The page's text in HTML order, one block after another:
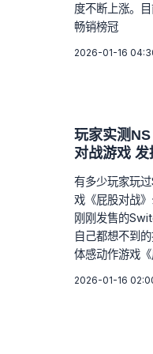
度不断上涨。
畅销榜冠
2026-01-16
玩家实测
对战游戏
有多少玩家玩
戏《屁股对战
刚刚发售的
自己都想不到
体感动作游戏
2026-01-16